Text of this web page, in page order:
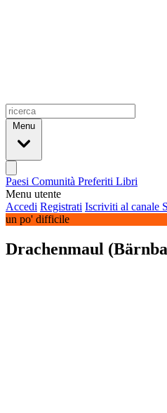
Menu
Paesi Comunità Preferiti Libri
Menu utente
Accedi Registrati Iscriviti al canale
un po' difficile
Drachenmaul